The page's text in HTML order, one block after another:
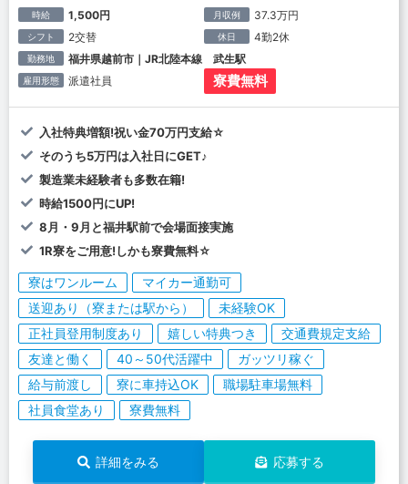
時給 1,500円 月収例 37.3万円
シフト 2交替 休日 4勤2休
勤務地 福井県越前市｜JR北陸本線 武生駅
雇用形態 派遣社員 寮費無料
入社特典増額!祝い金70万円支給☆
そのうち5万円は入社日にGET♪
製造業未経験者も多数在籍!
時給1500円にUP!
8月・9月と福井駅前で会場面接実施
1R寮をご用意!しかも寮費無料☆
寮はワンルーム
マイカー通勤可
送迎あり（寮または駅から）
未経験OK
正社員登用制度あり
嬉しい特典つき
交通費規定支給
友達と働く
40～50代活躍中
ガッツリ稼ぐ
給与前渡し
寮に車持込OK
職場駐車場無料
社員食堂あり
寮費無料
詳細をみる 応募する